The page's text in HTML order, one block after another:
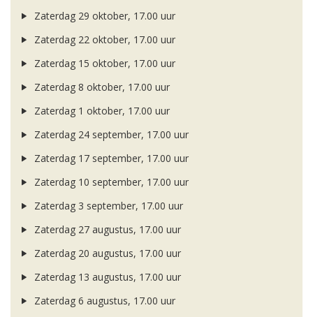
Zaterdag 29 oktober, 17.00 uur
Zaterdag 22 oktober, 17.00 uur
Zaterdag 15 oktober, 17.00 uur
Zaterdag 8 oktober, 17.00 uur
Zaterdag 1 oktober, 17.00 uur
Zaterdag 24 september, 17.00 uur
Zaterdag 17 september, 17.00 uur
Zaterdag 10 september, 17.00 uur
Zaterdag 3 september, 17.00 uur
Zaterdag 27 augustus, 17.00 uur
Zaterdag 20 augustus, 17.00 uur
Zaterdag 13 augustus, 17.00 uur
Zaterdag 6 augustus, 17.00 uur